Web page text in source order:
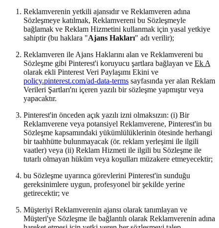
Reklamverenin yetkili ajansıdır ve Reklamveren adına
Sözleşmeye katılmak, Reklamvereni bu Sözleşmeyle
bağlamak ve Reklam Hizmetini kullanmak için yasal yetkiye
sahiptir (bu haklara "Ajans Hakları" adı verilir);
Reklamveren ile Ajans Haklarını alan ve Reklamvereni bu
Sözleşme gibi Pinterest'i koruyucu şartlara bağlayan ve Ek A
olarak ekli Pinterest Veri Paylaşımı Ekini ve
policy.pinterest.com/ad-data-terms sayfasında yer alan Reklam
Verileri Şartları'nı içeren yazılı bir sözleşme yapmıştır veya
yapacaktır.
Pinterest'in önceden açık yazılı izni olmaksızın: (i) Bir
Reklamverene veya potansiyel Reklamverene, Pinterest'in bu
Sözleşme kapsamındaki yükümlülüklerinin ötesinde herhangi
bir taahhütte bulunmayacak (ör. reklam yerleşimi ile ilgili
vaatler) veya (ii) Reklam Hizmeti ile ilgili bu Sözleşme ile
tutarlı olmayan hüküm veya koşulları müzakere etmeyecektir;
bu Sözleşme uyarınca görevlerini Pinterest'in sunduğu
gereksinimlere uygun, profesyonel bir şekilde yerine
getirecektir; ve
Müşteriyi Reklamverenin ajansı olarak tanımlayan ve
Müşteri'ye Sözleşme ile bağlantılı olarak Reklamverenin adına